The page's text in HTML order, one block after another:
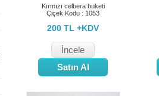
Kırmızı celbera buketi
Çiçek Kodu : 1053
200 TL +KDV
İncele
Satın Al